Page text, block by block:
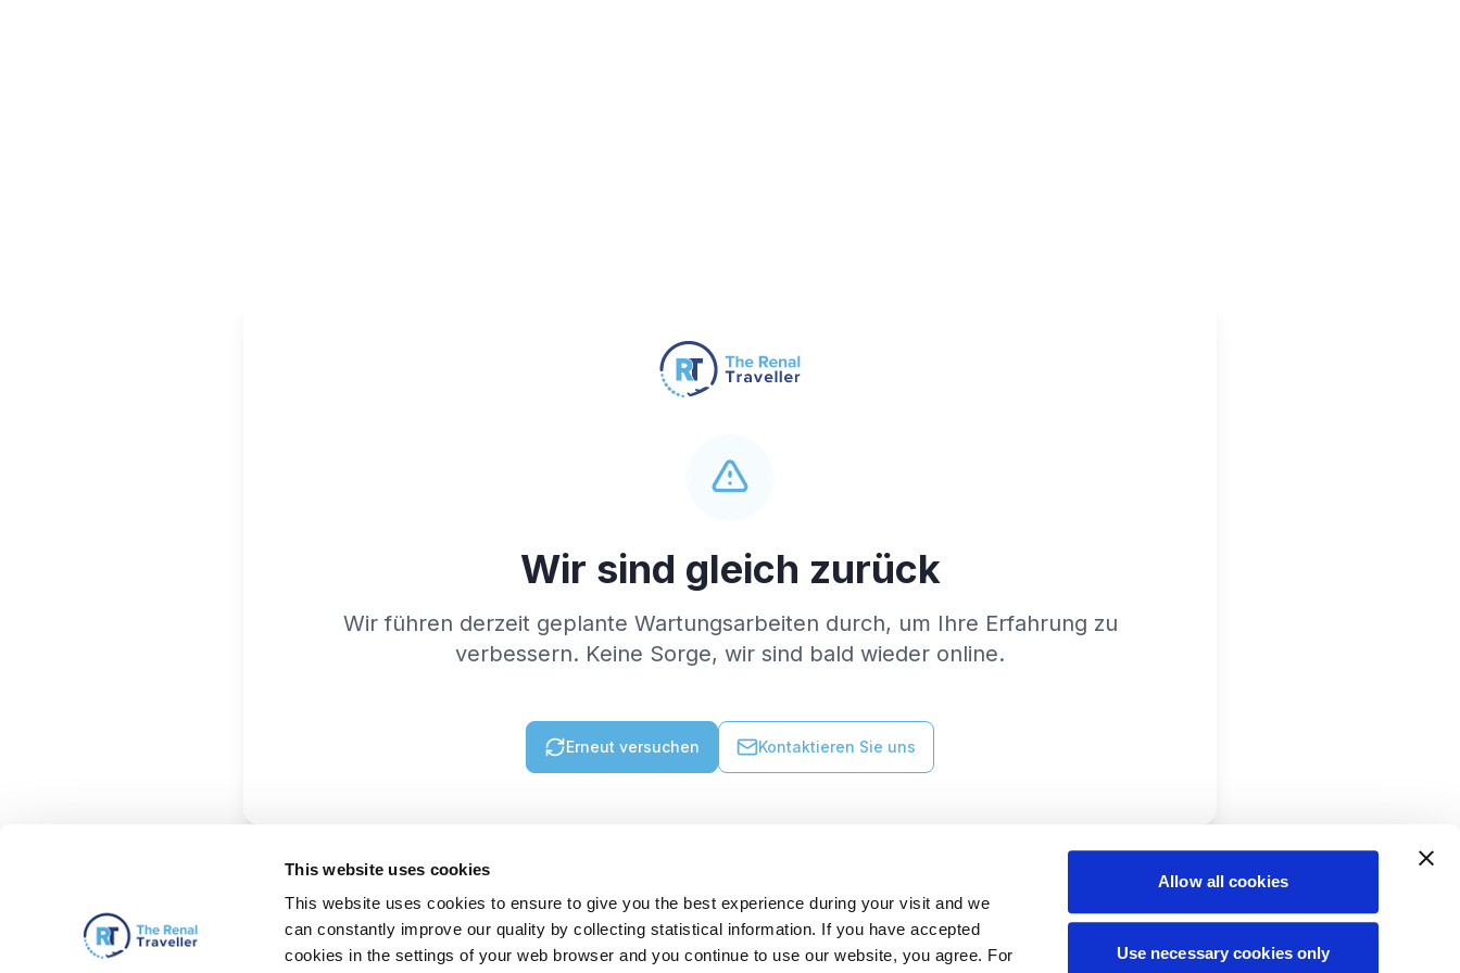
This website uses cookies
This website uses cookies to ensure to give you the best experience during your visit and we
can constantly improve our quality by collecting statistical information. If you have accepted
cookies in the settings of your web browser and you continue to use our website, you agree. For
Allow all cookies
Use necessary cookies only
Wir sind gleich zurück
Wir führen derzeit geplante Wartungsarbeiten durch, um Ihre Erfahrung zu
verbessern. Keine Sorge, wir sind bald wieder online.
Erneut versuchen Kontaktieren Sie uns